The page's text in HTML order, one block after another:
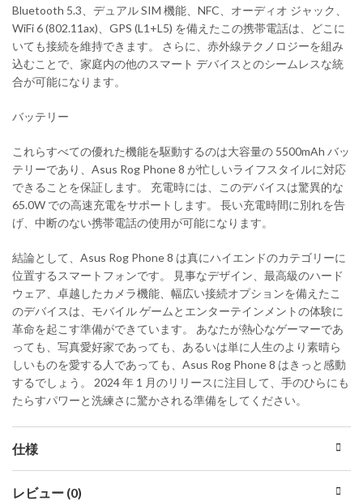
Bluetooth 5.3、デュアル SIM 機能、NFC、オーディオ ジャック、
WiFi 6 (802.11ax)、GPS (L1+L5) を備えたこの携帯電話は、どこに
いても接続を維持できます。 さらに、赤外線テクノロジーを組み
込むことで、家庭内の他のスマート デバイスとのシームレスな統
合が可能になります。
バッテリー
これらすべての優れた機能を駆動するのは大容量の 5500mAh バッ
テリーであり、Asus Rog Phone 8 が忙しいライフスタイルに対応
できることを保証します。 充電時には、このデバイスは驚異的な
65.0W での高速充電をサポートします。 長い充電時間に別れを告
げ、中断のない携帯電話の使用が可能になります。
結論として、Asus Rog Phone 8 は真にハイエンドのカテゴリーに
位置するスマートフォンです。 見事なデザイン、最高級のハード
ウェア、卓越したカメラ機能、幅広い接続オプションを備えたこ
のデバイスは、モバイル ゲームとエンターテインメントの体験に
革命を起こす準備ができています。 あなたが熱心なゲーマーであ
っても、写真愛好家であっても、あるいは単に人生のより素晴ら
しいものを愛する人であっても、Asus Rog Phone 8 はきっと感動
するでしょう。 2024 年 1 月のリリースに注目して、手のひらにも
たらすパワーと洗練さに驚かされる準備をしてください。
仕様
レビュー (0)